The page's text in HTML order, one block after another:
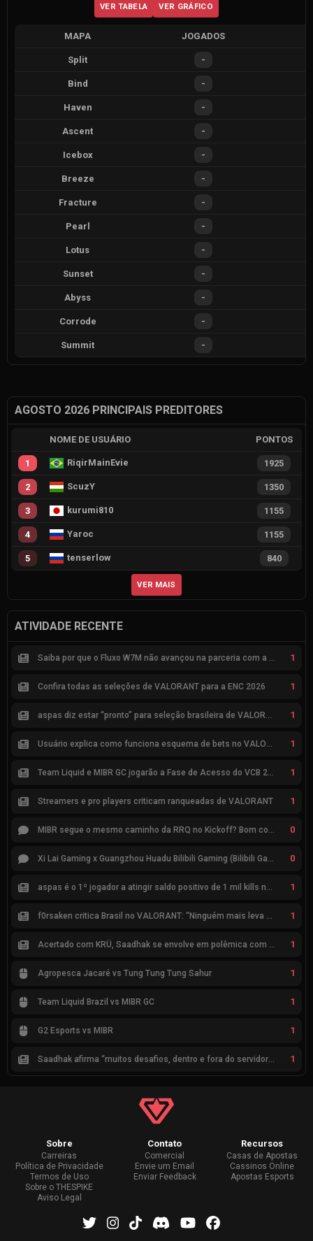
VER TABELA VER GRÁFICO
MAPA JOGADOS
Split -
Bind -
Haven -
Ascent -
Icebox -
Breeze -
Fracture -
Pearl -
Lotus -
Sunset -
Abyss -
Corrode -
Summit -
AGOSTO 2026 PRINCIPAIS PREDITORES
NOME DE USUÁRIO PONTOS
1 RiqirMainEvie 1925
2 ScuzY 1350
3 kurumi810 1155
4 Yaroc 1155
5 tenserlow 840
VER MAIS
ATIVIDADE RECENTE
Saiba por que o Fluxo W7M não avançou na parceria com a Riot 1
Confira todas as seleções de VALORANT para a ENC 2026 1
aspas diz estar “pronto” para seleção brasileira de VALORANT 1
Usuário explica como funciona esquema de bets no VALORANT 1
Team Liquid e MIBR GC jogarão a Fase de Acesso do VCB 2026 1
Streamers e pro players criticam ranqueadas de VALORANT 1
MIBR segue o mesmo caminho da RRQ no Kickoff? Bom começo, mas risco de eliminação hoje 0
Xi Lai Gaming x Guangzhou Huadu Bilibili Gaming (Bilibili Gaming) 0
aspas é o 1º jogador a atingir saldo positivo de 1 mil kills no VCT 1
f0rsaken critica Brasil no VALORANT: “Ninguém mais leva a sério” 1
Acertado com KRÜ, Saadhak se envolve em polêmica com keznit 1
Agropesca Jacaré vs Tung Tung Tung Sahur 1
Team Liquid Brazil vs MIBR GC 1
G2 Esports vs MIBR 1
Saadhak afirma “muitos desafios, dentro e fora do servidor” sobre a jornada até a classificação 1
Sobre
Carreiras
Política de Privacidade
Termos de Uso
Sobre o THESPIKE
Aviso Legal
Contato
Comercial
Envie um Email
Enviar Feedback
Recursos
Casas de Apostas
Cassinos Online
Apostas Esports